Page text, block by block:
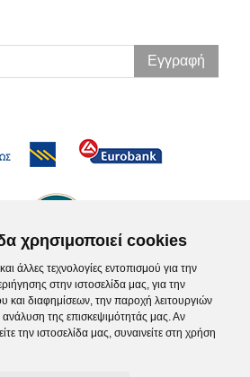
χρησιμοποιεί cookies
άλλες τεχνολογίες εντοπισμού για την
στην ιστοσελίδα μας, για την
και διαφημίσεων, την παροχή λειτουργιών
της επισκεψιμότητάς μας. Αν
την ιστοσελίδα μας, συναινείτε στη χρήση
Εγγραφή